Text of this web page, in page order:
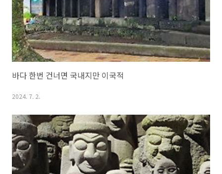
바다 한번 건너면 국내지만 이국적
2024. 7. 2.